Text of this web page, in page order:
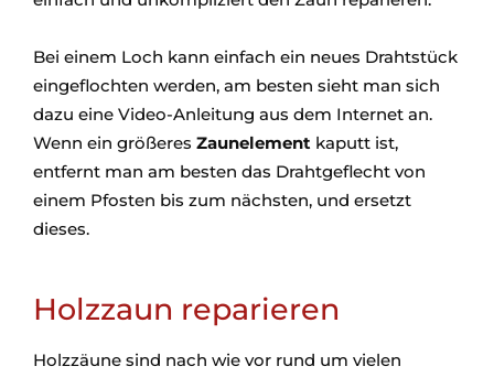
Bei einem Loch kann einfach ein neues Drahtstück
eingeflochten werden, am besten sieht man sich
dazu eine Video-Anleitung aus dem Internet an.
Wenn ein größeres Zaunelement kaputt ist,
entfernt man am besten das Drahtgeflecht von
einem Pfosten bis zum nächsten, und ersetzt
dieses.
Holzzaun reparieren
Holzzäune sind nach wie vor rund um vielen